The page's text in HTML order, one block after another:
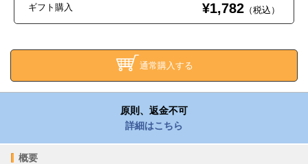
ギフト購入 ¥1,782 （税込）
通常購入する
原則、返金不可
詳細はこちら
概要